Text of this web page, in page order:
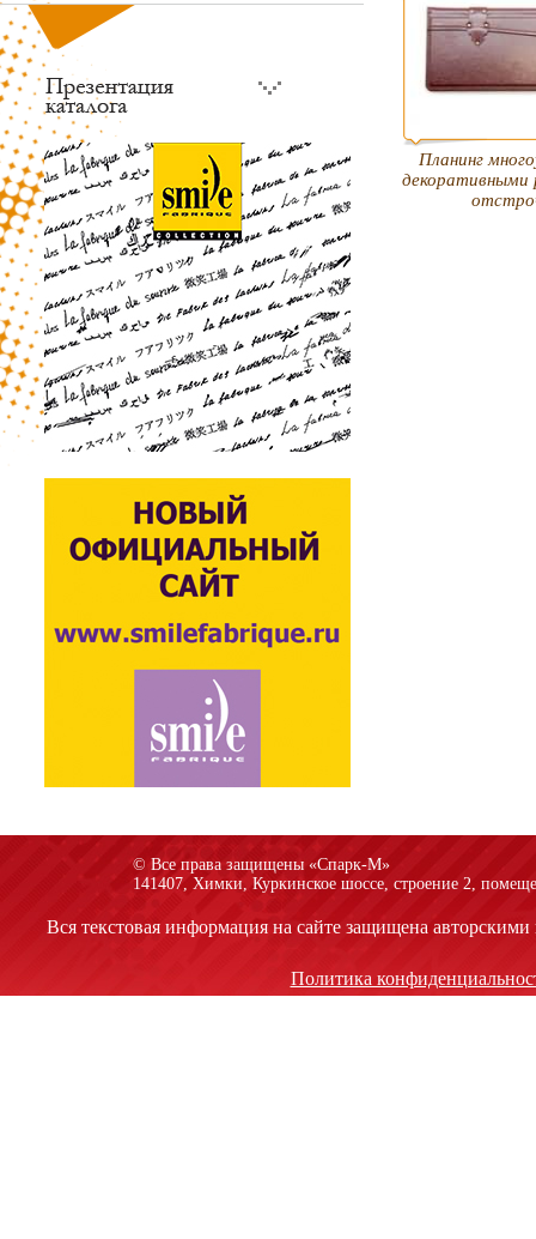
Планинг
декоративными
© Все права защищены «Спарк-M»
141407, Химки, Куркинское шоссе, строение 2,
Вся текстовая информация на сайте защищена
Политика